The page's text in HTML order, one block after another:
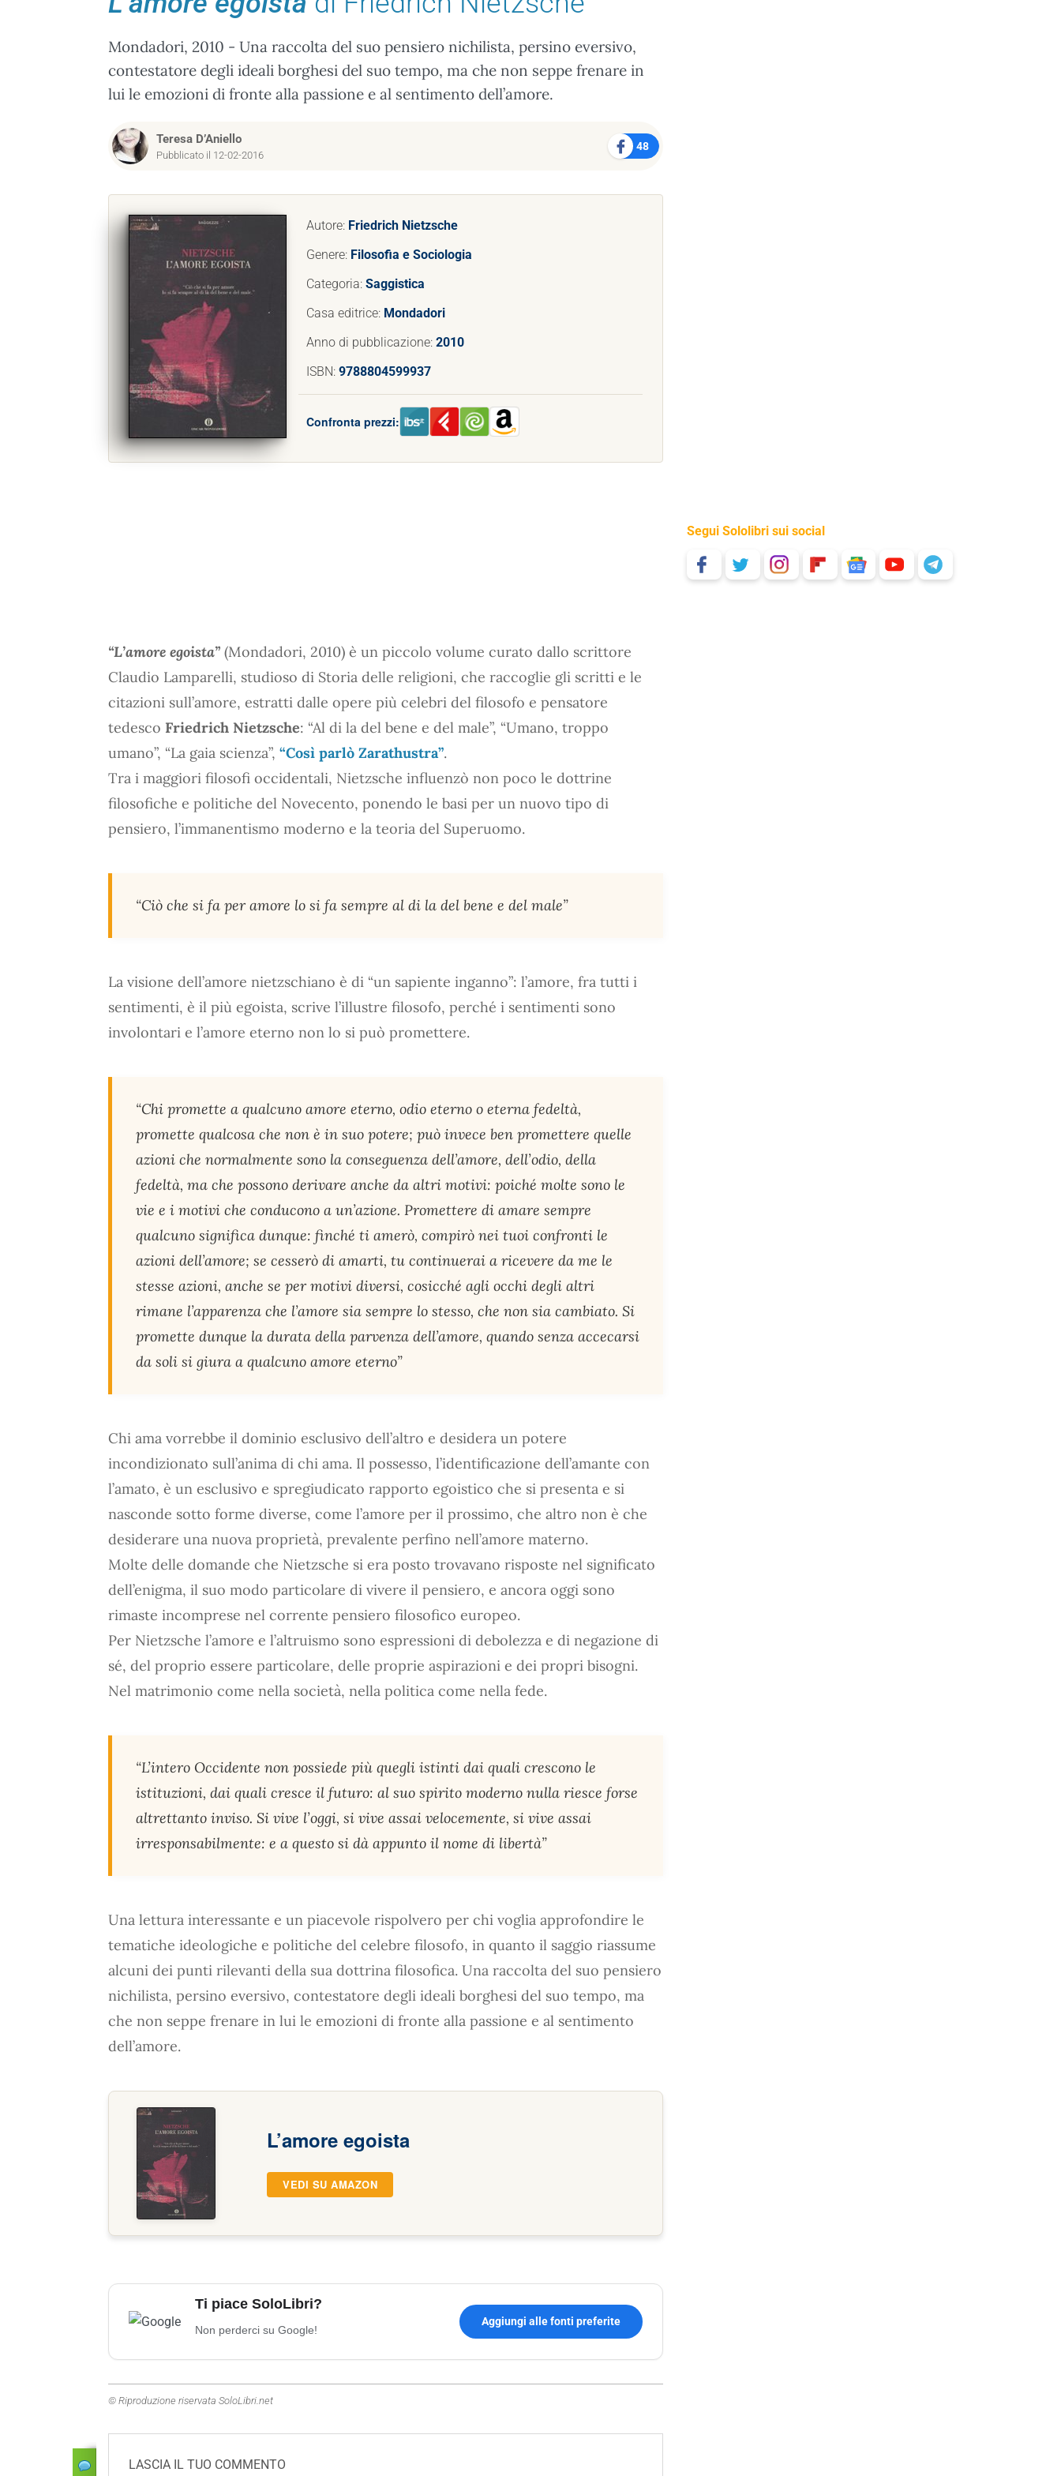
Mondadori, 2010 - Una raccolta del suo pensiero nichilista, persino eversivo,
contestatore degli ideali borghesi del suo tempo, ma che non seppe frenare in
lui le emozioni di fronte alla passione e al sentimento dell’amore.
Teresa D’Aniello
Pubblicato il 12-02-2016
48
Autore: Friedrich Nietzsche
Genere: Filosofia e Sociologia
Categoria: Saggistica
Casa editrice: Mondadori
Anno di pubblicazione: 2010
ISBN: 9788804599937
Confronta prezzi:
“L’amore egoista” (Mondadori, 2010) è un piccolo volume curato dallo scrittore
Claudio Lamparelli, studioso di Storia delle religioni, che raccoglie gli scritti e le
citazioni sull’amore, estratti dalle opere più celebri del filosofo e pensatore
tedesco Friedrich Nietzsche: “Al di la del bene e del male”, “Umano, troppo
umano”, “La gaia scienza”, “Così parlò Zarathustra”.
Tra i maggiori filosofi occidentali, Nietzsche influenzò non poco le dottrine
filosofiche e politiche del Novecento, ponendo le basi per un nuovo tipo di
pensiero, l’immanentismo moderno e la teoria del Superuomo.
“Ciò che si fa per amore lo si fa sempre al di la del bene e del male”
La visione dell’amore nietzschiano è di “un sapiente inganno”: l’amore, fra tutti i
sentimenti, è il più egoista, scrive l’illustre filosofo, perché i sentimenti sono
involontari e l’amore eterno non lo si può promettere.
“Chi promette a qualcuno amore eterno, odio eterno o eterna fedeltà,
promette qualcosa che non è in suo potere; può invece ben promettere quelle
azioni che normalmente sono la conseguenza dell’amore, dell’odio, della
fedeltà, ma che possono derivare anche da altri motivi: poiché molte sono le
vie e i motivi che conducono a un’azione. Promettere di amare sempre
qualcuno significa dunque: finché ti amerò, compirò nei tuoi confronti le
azioni dell’amore; se cesserò di amarti, tu continuerai a ricevere da me le
stesse azioni, anche se per motivi diversi, cosicché agli occhi degli altri
rimane l’apparenza che l’amore sia sempre lo stesso, che non sia cambiato. Si
promette dunque la durata della parvenza dell’amore, quando senza accecarsi
da soli si giura a qualcuno amore eterno”
Chi ama vorrebbe il dominio esclusivo dell’altro e desidera un potere
incondizionato sull’anima di chi ama. Il possesso, l’identificazione dell’amante con
l’amato, è un esclusivo e spregiudicato rapporto egoistico che si presenta e si
nasconde sotto forme diverse, come l’amore per il prossimo, che altro non è che
desiderare una nuova proprietà, prevalente perfino nell’amore materno.
Molte delle domande che Nietzsche si era posto trovavano risposte nel significato
dell’enigma, il suo modo particolare di vivere il pensiero, e ancora oggi sono
rimaste incomprese nel corrente pensiero filosofico europeo.
Per Nietzsche l’amore e l’altruismo sono espressioni di debolezza e di negazione di
sé, del proprio essere particolare, delle proprie aspirazioni e dei propri bisogni.
Nel matrimonio come nella società, nella politica come nella fede.
“L’intero Occidente non possiede più quegli istinti dai quali crescono le
istituzioni, dai quali cresce il futuro: al suo spirito moderno nulla riesce forse
altrettanto inviso. Si vive l’oggi, si vive assai velocemente, si vive assai
irresponsabilmente: e a questo si dà appunto il nome di libertà”
Una lettura interessante e un piacevole rispolvero per chi voglia approfondire le
tematiche ideologiche e politiche del celebre filosofo, in quanto il saggio riassume
alcuni dei punti rilevanti della sua dottrina filosofica. Una raccolta del suo pensiero
nichilista, persino eversivo, contestatore degli ideali borghesi del suo tempo, ma
che non seppe frenare in lui le emozioni di fronte alla passione e al sentimento
dell’amore.
L’amore egoista
VEDI SU AMAZON
Ti piace SoloLibri?
Non perderci su Google!
Aggiungi alle fonti preferite
© Riproduzione riservata SoloLibri.net
LASCIA IL TUO COMMENTO
Segui Sololibri sui social